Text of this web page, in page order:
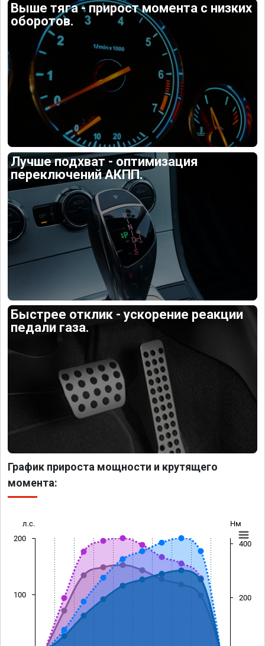
Выше тяга - прирост момента с низких
оборотов.
Лучше подхват - оптимизация
переключений АКПП.
Быстрее отклик - ускорение реакции
педали газа.
График прироста мощности и крутящего
момента:
л.с. Нм
100
200
200
400